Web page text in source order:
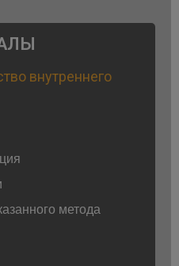
внутреннего
метода